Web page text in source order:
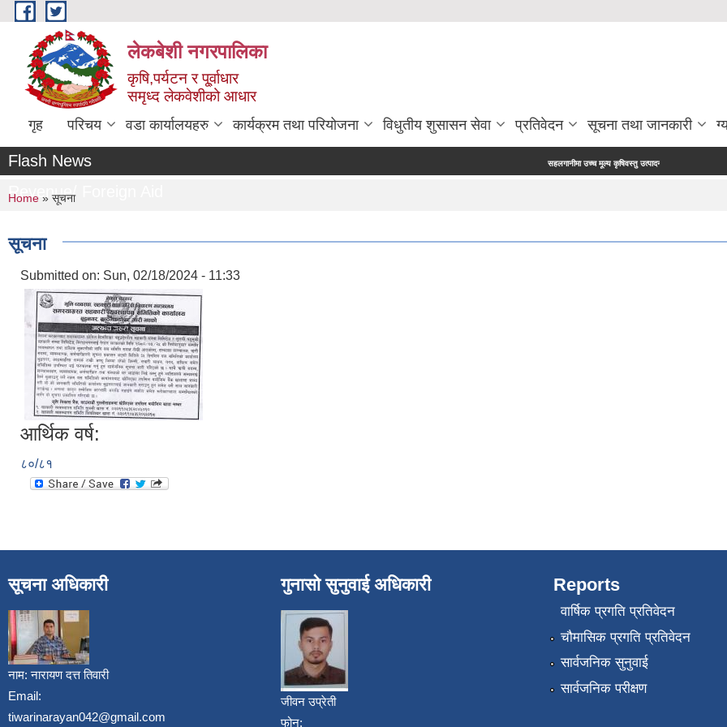
Skip to main content
लेकबेशी नगरपालिका
कृषि,पर्यटन र पू्र्वाधार
समृध्द लेकवेशीको आधार
गृह परिचय वडा कार्यालयहरु कार्यक्रम तथा परियोजना विधुतीय शुसासन सेवा प्रतिवेदन सूचना तथा जानकारी
Flash News सहलगानीमा उच्च मूल्य कृषिवस्तु उत्पादन प्रविर्द्धन कार्यक्रममा आशय
Revenue/ Foreign Aid
You are here
Home » सूचना
सूचना
Submitted on: Sun, 02/18/2024 - 11:33
आर्थिक वर्ष:
८०/८१
सूचना अधिकारी
नाम:नारायण दत्त तिवारी
Email:
tiwarinarayan042@gmail.com
गुनासो सुनुवाई अधिकारी
जीवन उप्रेती
फोन:
Reports
वार्षिक प्रगति प्रतिवेदन
चौमासिक प्रगति प्रतिवेदन
सार्वजनिक सुनुवाई
सार्वजनिक परीक्षण